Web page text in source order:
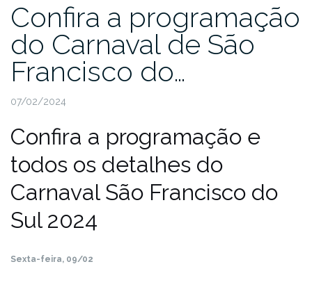
Confira a programação
do Carnaval de São
Francisco do…
07/02/2024
Confira a programação e
todos os detalhes do
Carnaval São Francisco do
Sul 2024
Sexta-feira, 09/02